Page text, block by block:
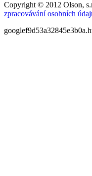
Copyright © 2012 Olson,
zpracovávání osobních